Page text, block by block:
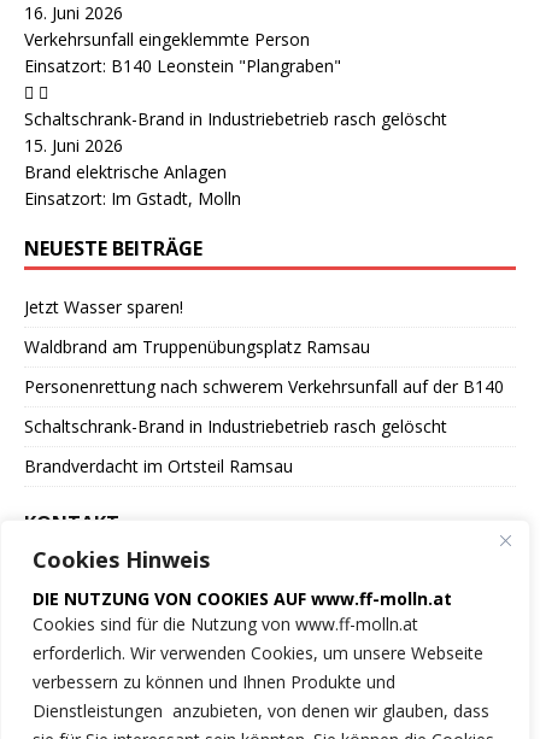
Cookies Hinweis
DIE NUTZUNG VON COOKIES AUF www.ff-molln.at
Cookies sind für die Nutzung von www.ff-molln.at
erforderlich. Wir verwenden Cookies, um unsere Webseite
verbessern zu können und Ihnen Produkte und
Dienstleistungen anzubieten, von denen wir glauben, dass
16. Juni 2026
Verkehrsunfall eingeklemmte Person
Einsatzort: B140 Leonstein "Plangraben"
Schaltschrank-Brand in Industriebetrieb rasch gelöscht
15. Juni 2026
Brand elektrische Anlagen
Einsatzort: Im Gstadt, Molln
NEUESTE BEITRÄGE
Jetzt Wasser sparen!
Waldbrand am Truppenübungsplatz Ramsau
Personenrettung nach schwerem Verkehrsunfall auf der B140
Schaltschrank-Brand in Industriebetrieb rasch gelöscht
Brandverdacht im Ortsteil Ramsau
KONTAKT
der Marktgemeinde Molln
Feuerwehrstrasse 1
4591 Molln